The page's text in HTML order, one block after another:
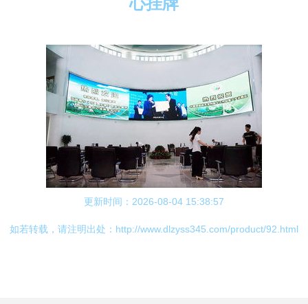
更新时间：2026-08-04 15:38:57
如若转载，请注明出处：http://www.dlzyss345.com/product/92.html